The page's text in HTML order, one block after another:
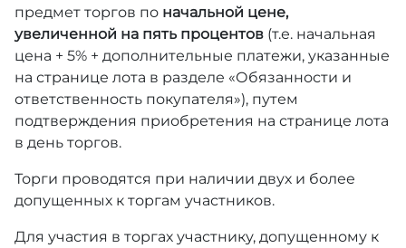
предмет торгов по начальной цене,
увеличенной на пять процентов (т.е. начальная
цена + 5% + дополнительные платежи, указанные
на странице лота в разделе «Обязанности и
ответственность покупателя»), путем
подтверждения приобретения на странице лота
в день торгов.
Торги проводятся при наличии двух и более
допущенных к торгам участников.
Для участия в торгах участнику, допущенному к